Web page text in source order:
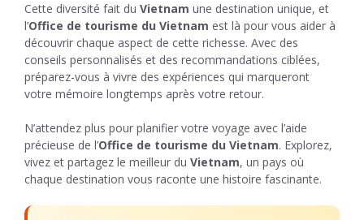
Cette diversité fait du Vietnam une destination unique, et
l’Office de tourisme du Vietnam est là pour vous aider à
découvrir chaque aspect de cette richesse. Avec des
conseils personnalisés et des recommandations ciblées,
préparez-vous à vivre des expériences qui marqueront
votre mémoire longtemps après votre retour.
N’attendez plus pour planifier votre voyage avec l’aide
précieuse de l’Office de tourisme du Vietnam. Explorez,
vivez et partagez le meilleur du Vietnam, un pays où
chaque destination vous raconte une histoire fascinante.